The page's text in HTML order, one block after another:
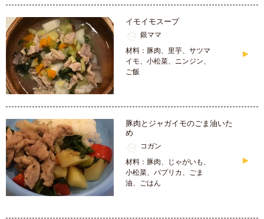
イモイモスープ
銀ママ
材料：豚肉、里芋、サツマ
イモ、小松菜、ニンジン、
ご飯
豚肉とジャガイモのごま油いた
め
コガン
材料：豚肉、じゃがいも、
小松菜、パプリカ、ごま
油、ごはん